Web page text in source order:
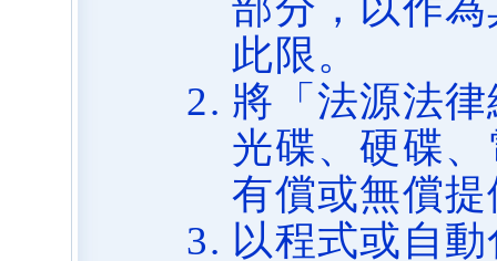
此限。
將「法源法
光碟、硬碟
有償或無償
以程式或自